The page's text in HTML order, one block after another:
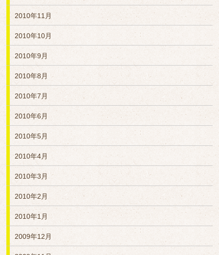
2010年11月
2010年10月
2010年9月
2010年8月
2010年7月
2010年6月
2010年5月
2010年4月
2010年3月
2010年2月
2010年1月
2009年12月